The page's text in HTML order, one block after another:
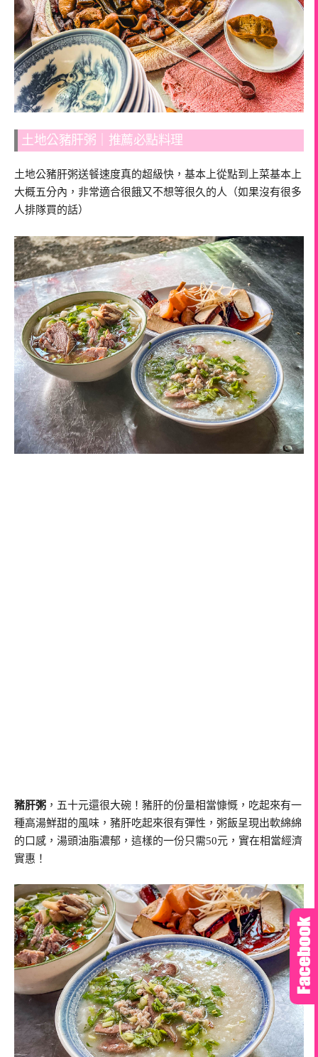
土地公豬肝粥｜推薦必點料理
土地公豬肝粥送餐速度真的超級快，基本上從點到上菜基本上
大概五分內，非常適合很餓又不想等很久的人（如果沒有很多
人排隊買的話）
豬肝粥 ，五十元還很大碗！豬肝的份量相當慷慨，吃起來有一
種高湯鮮甜的風味，豬肝吃起來很有彈性，粥飯呈現出軟綿綿
的口感，湯頭油脂濃郁，這樣的一份只需50元，實在相當經濟
實惠！